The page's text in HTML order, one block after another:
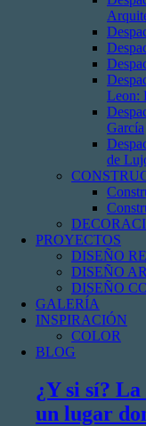
Leon:
García
de
PROYECTOS
DISEÑO
DISEÑO
DISEÑO
GALERÍA
INSPIRACIÓN
COLOR
BLOG
¿Y si sí?
un lugar